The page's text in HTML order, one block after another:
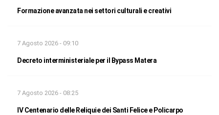
Formazione avanzata nei settori culturali e creativi
7 Agosto 2026 - 09:10
Decreto interministeriale per il Bypass Matera
7 Agosto 2026 - 08:25
IV Centenario delle Reliquie dei Santi Felice e Policarpo